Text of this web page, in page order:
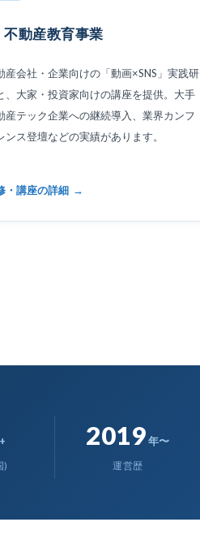
不動産教育事業
産会社・企業向けの「動画×SNS」実践研
、大家・投資家向けの講座を提供。大手
産テック企業への継続導入、業界カンフ
ンス登壇などの実績があります。
・講座の詳細
)
2019年〜
運営歴